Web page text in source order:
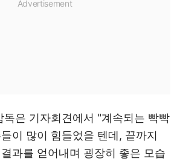
독은 기자회견에서 "계속되는 빡빡
이 많이 힘들었을 텐데, 끝까지
과를 얻어내며 굉장히 좋은 모습